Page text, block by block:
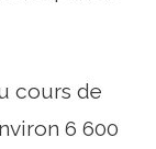
cours de
6 600